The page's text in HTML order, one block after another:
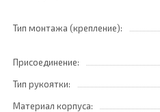
Тип монтажа (крепление):
Присоединение:
Тип рукоятки:
Материал корпуса: